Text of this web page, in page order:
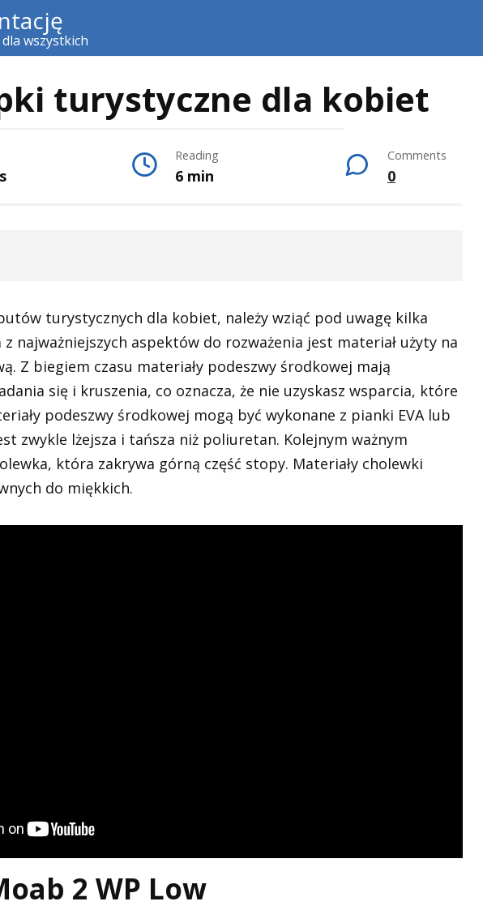
wszystkich
turystyczne dla kobiet
Reading
6 min
Comments
0
turystycznych dla kobiet, należy wziąć pod uwagę kilka
z najważniejszych aspektów do rozważenia jest materiał użyty na
Z biegiem czasu materiały podeszwy środkowej mają
się i kruszenia, co oznacza, że ​​nie uzyskasz wsparcia, które
podeszwy środkowej mogą być wykonane z pianki EVA lub
zwykle lżejsza i tańsza niż poliuretan. Kolejnym ważnym
która zakrywa górną część stopy. Materiały cholewki
do miękkich.
2 WP Low